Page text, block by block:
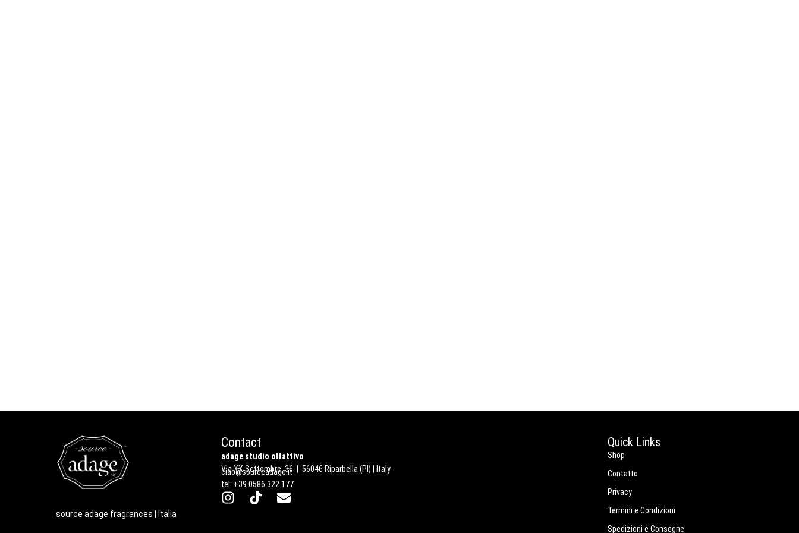
source adage fragrances | Italia
Contact
adage studio olfattivo
Via XX Settembre, 36 | 56046 Riparbella (PI) | Italy
ciao@sourceadage.it
tel: +39 0586 322 177
Quick Links
Shop
Contatto
Privacy
Termini e Condizioni
Spedizioni e Consegne